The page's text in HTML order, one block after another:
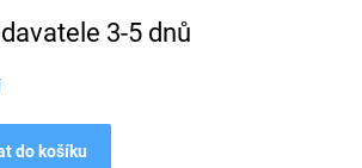
3-5 dnů
do košíku